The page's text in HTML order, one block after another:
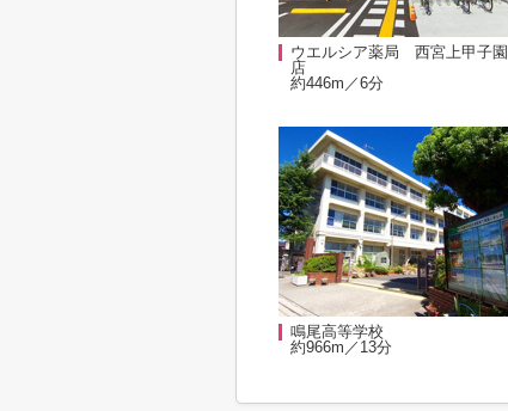
ウエルシア薬局 西宮上甲子園
店
約446m／6分
鳴尾高等学校
約966m／13分